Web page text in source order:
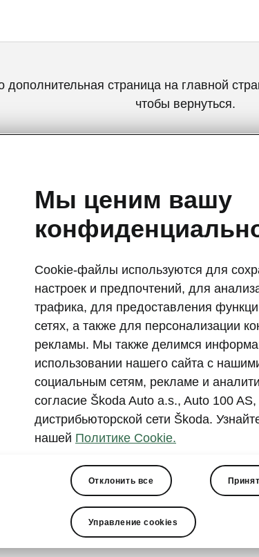
дополнительная страница на главной
чтобы вернуться.
Мы ценим вашу
Cookie-файлы используются для
настроек и предпочтений, для
трафика, для предоставления
сетях, а также для персонализации
рекламы. Мы также делимся
использовании нашего сайта с
социальным сетям, рекламе и
согласие Škoda Auto a.s., Auto 100
дистрибьюторской сети Škoda.
нашей Политике Cookie.
Отклонить все
Управление cookies